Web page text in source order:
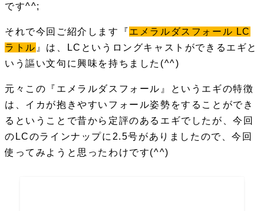
です^^;
それで今回ご紹介します『エメラルダスフォール LC
ラトル 』は、LCというロングキャストができるエギと
いう謳い文句に興味を持ちました(^^)
元々この『エメラルダスフォール』というエギの特徴
は、イカが抱きやすいフォール姿勢をすることができ
るということで昔から定評のあるエギでしたが、今回
のLCのラインナップに2.5号がありましたので、今回
使ってみようと思ったわけです(^^)